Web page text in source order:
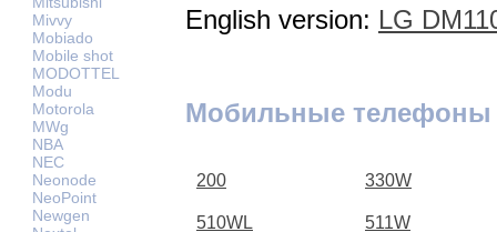
Mivvy
Mobiado
Mobile shot
MODOTTEL
Modu
Motorola
MWg
NBA
NEC
Neonode
NeoPoint
Newgen
English version: LG
Мобильные телефоны
200 330W
510WL 511W